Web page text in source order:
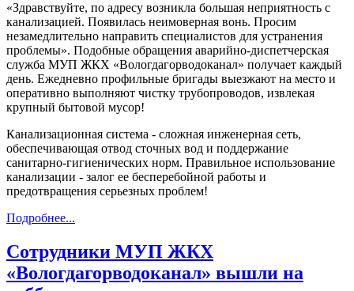
«Здравствуйте, по адресу возникла большая неприятность с
канализацией. Появилась неимоверная вонь. Просим
незамедлительно направить специалистов для устранения
проблемы». Подобные обращения аварийно-диспетчерская
служба МУП ЖКХ «Вологдагорводоканал» получает каждый
день. Ежедневно профильные бригады выезжают на место и
оперативно выполняют чистку трубопроводов, извлекая
крупный бытовой мусор!
Канализационная система - сложная инженерная сеть,
обеспечивающая отвод сточных вод и поддержание
санитарно-гигиенических норм. Правильное использование
канализации - залог ее бесперебойной работы и
предотвращения серьезных проблем!
Подробнее...
Сотрудники МУП ЖКХ
«Вологдагорводоканал» вышли на